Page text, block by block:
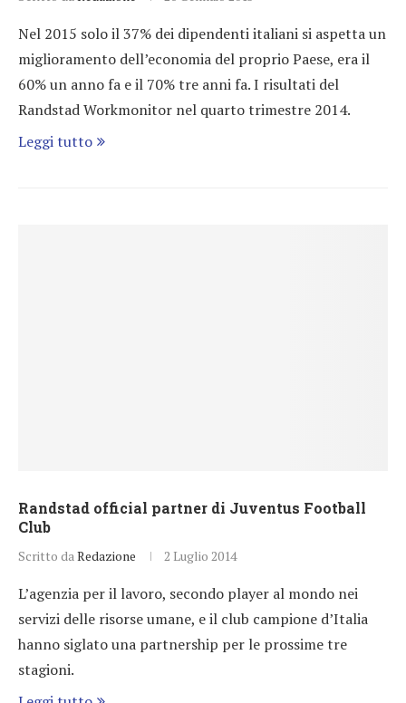
Nel 2015 solo il 37% dei dipendenti italiani si aspetta un
miglioramento dell’economia del proprio Paese, era il
60% un anno fa e il 70% tre anni fa. I risultati del
Randstad Workmonitor nel quarto trimestre 2014.
Leggi tutto
Randstad official partner di Juventus Football
Club
Scritto da Redazione 2 Luglio 2014
L’agenzia per il lavoro, secondo player al mondo nei
servizi delle risorse umane, e il club campione d’Italia
hanno siglato una partnership per le prossime tre
stagioni.